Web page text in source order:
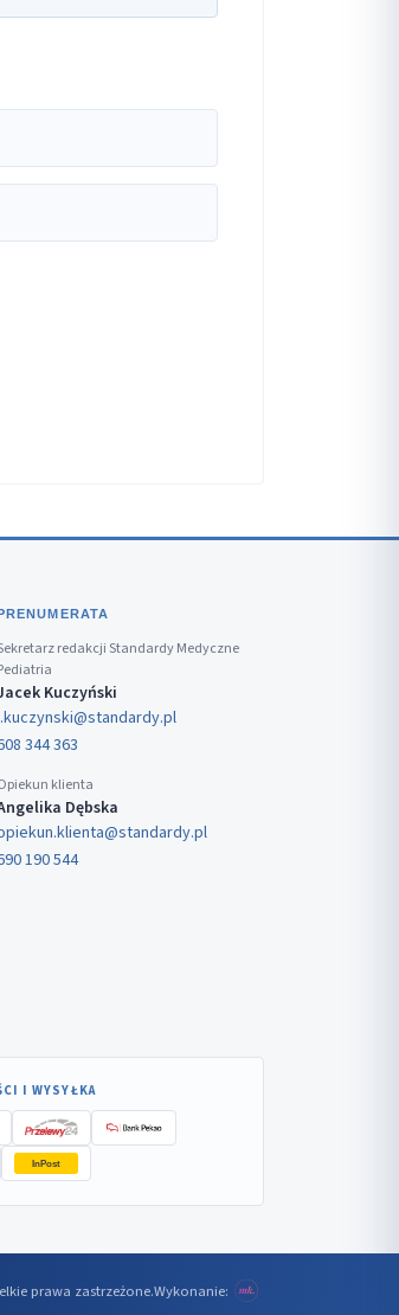
redakcji Standardy Medyczne
Kuczyński
344 363
klienta
Dębska
190 544
I WYSYŁKA
InPost
prawa zastrzeżone.Wykonanie: